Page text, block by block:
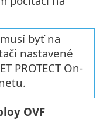
byť na
nastavené
PROTECT On-
OVF